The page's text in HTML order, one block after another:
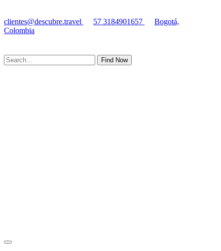
clientes@descubre.travel 57 3184901657
Bogotá,
Colombia
Find Now